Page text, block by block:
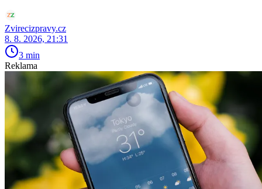
Zvirecizpravy.cz
8. 8. 2026, 21:31
3 min
Reklama